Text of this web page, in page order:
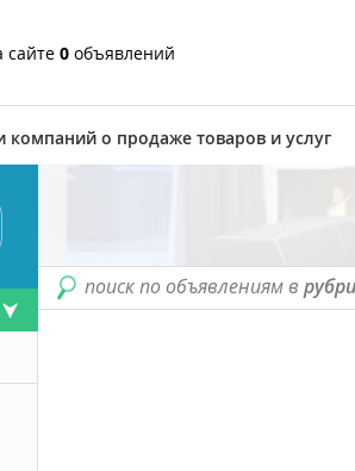
сайте 0 объявлений
о продаже товаров и услуг
поиск по объявлениям в